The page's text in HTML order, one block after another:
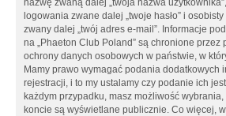
nazwę zwaną dalej „twoja nazwa
logowania zwane dalej „twoje hasło” i
zwany dalej „twój adres e-mail”. Informacje
na „Phaeton Club Poland” są chronione przez
ochrony danych osobowych w państwie, w
Mamy prawo wymagać podania dodatkowych
rejestracji, i to my ustalamy czy podanie ich
każdym przypadku, masz możliwość
koncie są wyświetlane publicznie. Co więcej,